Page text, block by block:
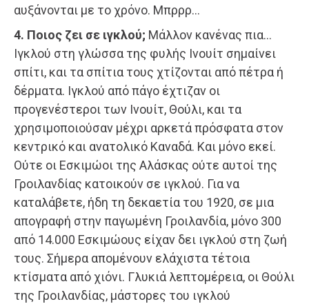
αυξάνονται με το χρόνο. Μπρρρ…
4. Ποιος ζει σε ιγκλού; Μάλλον κανένας πια…
Ιγκλού στη γλώσσα της φυλής Ινουίτ σημαίνει
σπίτι, και τα σπίτια τους χτίζονται από πέτρα ή
δέρματα. Ιγκλού από πάγο έχτιζαν οι
προγενέστεροι των Ινουίτ, Θούλι, και τα
χρησιμοποιούσαν μέχρι αρκετά πρόσφατα στον
κεντρικό και ανατολικό Καναδά. Και μόνο εκεί.
Ούτε οι Εσκιμώοι της Αλάσκας ούτε αυτοί της
Γροιλανδίας κατοικούν σε ιγκλού. Για να
καταλάβετε, ήδη τη δεκαετία του 1920, σε μια
απογραφή στην παγωμένη Γροιλανδία, μόνο 300
από 14.000 Εσκιμώους είχαν δει ιγκλού στη ζωή
τους. Σήμερα απομένουν ελάχιστα τέτοια
κτίσματα από χιόνι. Γλυκιά λεπτομέρεια, οι Θούλι
της Γροιλανδίας, μάστορες του ιγκλού